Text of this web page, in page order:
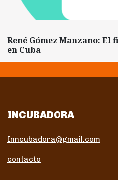
René Gómez Manzano: El
en Cuba
INCUBADORA
Inncubadora@gmail.com
contacto